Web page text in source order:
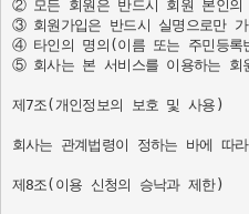
② 모든 회원은 반드시 회원 본인의
③ 회원가입은 반드시 실명으로만
④ 타인의 명의(이름 또는 주민등록
⑤ 회사는 본 서비스를 이용하는 회
제7조(개인정보의 보호 및 사용)
회사는 관계법령이 정하는 바에 따
제8조(이용 신청의 승낙과 제한)